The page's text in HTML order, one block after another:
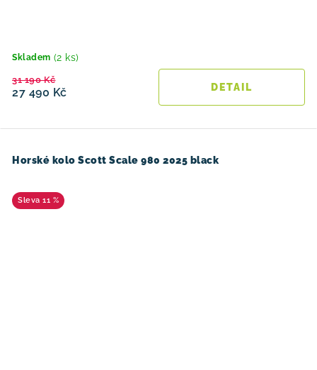
Skladem (2 ks)
27 490 Kč
31 190 Kč
Horské kolo Scott Scale 980 2025 black
11 %